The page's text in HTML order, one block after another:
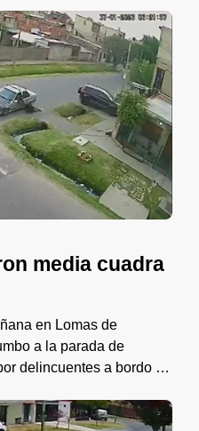
media cuadra
en Lomas de
a la parada de
delincuentes a bordo de